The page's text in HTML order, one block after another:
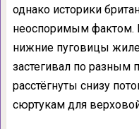
однако историки
неоспоримым фактом.
нижние пуговицы
застегивал по разным
расстёгнуты снизу
сюртукам для